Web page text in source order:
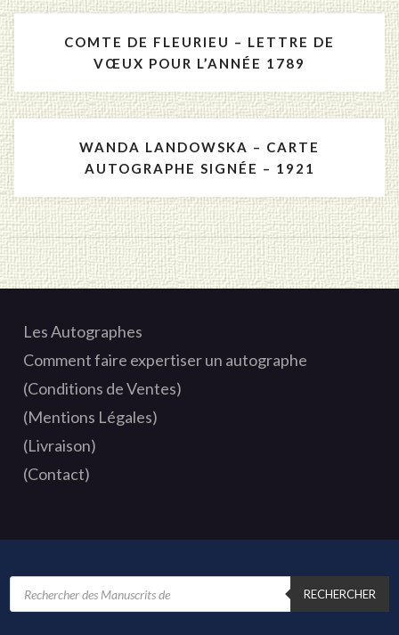
Navigation
de
l’article
COMTE DE FLEURIEU – LETTRE DE
VŒUX POUR L’ANNÉE 1789
WANDA LANDOWSKA – CARTE
AUTOGRAPHE SIGNÉE – 1921
Les Autographes
Comment faire expertiser un autographe
(Conditions de Ventes)
(Mentions Légales)
(Livraison)
(Contact)
Recherche
produits
RECHERCHER